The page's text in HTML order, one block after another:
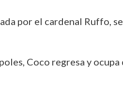
por el cardenal Ruffo,
Coco regresa y